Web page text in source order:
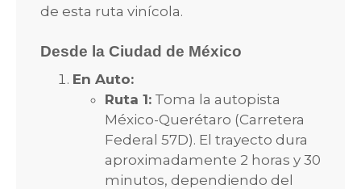
de esta ruta vinícola.
Desde la Ciudad de México
En Auto:
Ruta 1: Toma la autopista
México-Querétaro (Carretera
Federal 57D). El trayecto dura
aproximadamente 2 horas y 30
minutos, dependiendo del